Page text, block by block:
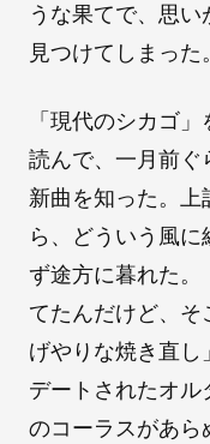
うな果てで、思
見つけてしまった。
「現代のシカゴ
読んで、一月前
新曲を知った。上
ら、どういう風
ず途方に暮れた。
てたんだけど、
げやりな焼き直
デートされたオ
のコーラスがあら